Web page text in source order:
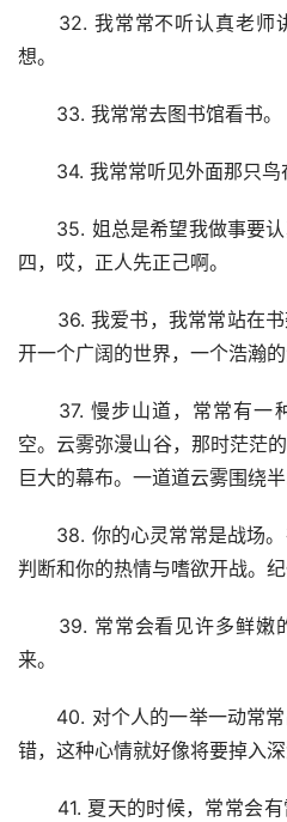
32. 我常常不听认真老师
想。
33. 我常常去图书馆看书。
34. 我常常听见外面那只鸟
35. 姐总是希望我做事要认
四，哎，正人先正己啊。
36. 我爱书，我常常站在书
开一个广阔的世界，一个浩瀚
37. 慢步山道，常常有一
空。云雾弥漫山谷，那时茫茫
巨大的幕布。一道道云雾围绕
38. 你的心灵常常是战场。
判断和你的热情与嗜欲开战。
39. 常常会看见许多鲜嫩
来。
40. 对个人的一举一动常常
错，这种心情就好像将要掉入深
41. 夏天的时候，常常会有